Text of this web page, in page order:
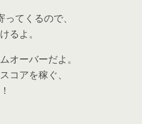
てくるので、
るよ。
オーバーだよ。
コアを稼ぐ、